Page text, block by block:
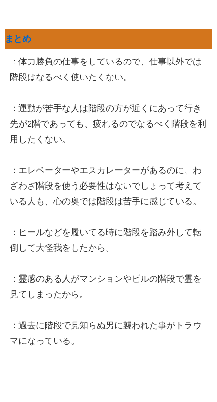
まとめ
：体力勝負の仕事をしているので、仕事以外では
階段はなるべく使いたくない。
：運動が苦手な人は階段の方が近くにあって行き
先が2階であっても、疲れるのでなるべく階段を利
用したくない。
：エレベーターやエスカレーターがあるのに、わ
ざわざ階段を使う必要性はないでしょって考えて
いる人も、心の奥では階段は苦手に感じている。
：ヒールなどを履いてる時に階段を踏み外して転
倒して大怪我をしたから。
：霊感のある人がマンションやビルの階段で霊を
見てしまったから。
：過去に階段で見知らぬ男に襲われた事がトラウ
マになっている。